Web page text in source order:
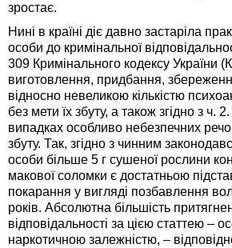
зростає.
Нині в країні діє давно застаріла
особи до кримінальної
309 Кримінального кодексу України
виготовлення, придбання,
відносно невеликою кількістю
без мети їх збуту, а також згідно з ч.
випадках особливо небезпечних
збуту. Так, згідно з чинним
особи більше 5 г сушеної рослини
макової соломки є достатньою
покарання у вигляді позбавлення
років. Абсолютна більшість
відповідальності за цією статтею –
наркотичною залежністю, –